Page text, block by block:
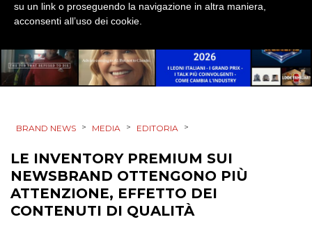
PUNTI VENDITA
CSR
STRATEGIE
CINEMA
DIGITALE
EDITORIA
BRAND NEWS > MEDIA > EDITORIA >
LE INVENTORY PREMIUM SUI
NEWSBRAND OTTENGONO PIÙ
ATTENZIONE, EFFETTO DEI
CONTENUTI DI QUALITÀ
su un link o proseguendo la navigazione in altra maniera,
acconsenti all’uso dei cookie.